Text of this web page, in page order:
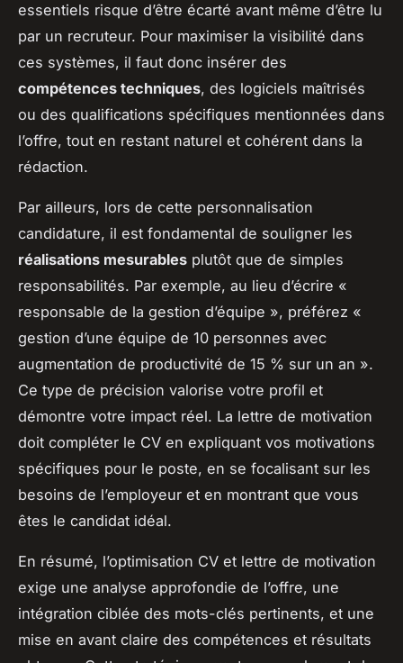
essentiels risque d’être écarté avant même d’être lu
par un recruteur. Pour maximiser la visibilité dans
ces systèmes, il faut donc insérer des
compétences techniques, des logiciels maîtrisés
ou des qualifications spécifiques mentionnées dans
l’offre, tout en restant naturel et cohérent dans la
rédaction.
Par ailleurs, lors de cette personnalisation
candidature, il est fondamental de souligner les
réalisations mesurables plutôt que de simples
responsabilités. Par exemple, au lieu d’écrire «
responsable de la gestion d’équipe », préférez «
gestion d’une équipe de 10 personnes avec
augmentation de productivité de 15 % sur un an ».
Ce type de précision valorise votre profil et
démontre votre impact réel. La lettre de motivation
doit compléter le CV en expliquant vos motivations
spécifiques pour le poste, en se focalisant sur les
besoins de l’employeur et en montrant que vous
êtes le candidat idéal.
En résumé, l’optimisation CV et lettre de motivation
exige une analyse approfondie de l’offre, une
intégration ciblée des mots-clés pertinents, et une
mise en avant claire des compétences et résultats